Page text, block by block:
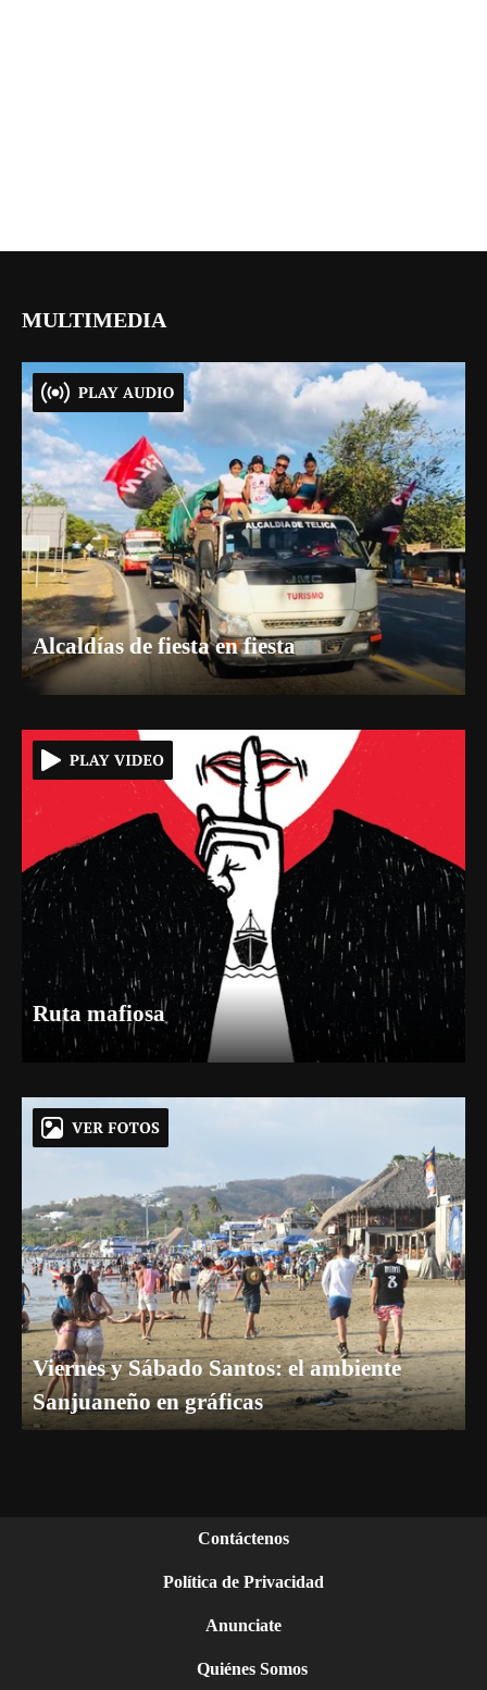
MULTIMEDIA
Alcaldías de fiesta en fiesta
Ruta mafiosa
Viernes y Sábado Santos: el ambiente
Sanjuaneño en gráficas
Contáctenos
Política de Privacidad
Anunciate
Quiénes Somos